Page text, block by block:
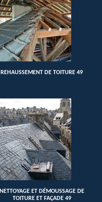
REHAUSSEMENT DE TOITURE 49
NETTOYAGE ET DÉMOUSSAGE DE
TOITURE ET FAÇADE 49